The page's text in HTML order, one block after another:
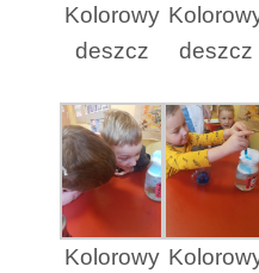
Kolorowy
deszcz
deszcz
Kolorowy